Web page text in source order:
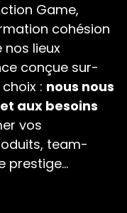
Game,
cohésion
nos lieux
conçue sur-
: nous nous
aux besoins
vos
team-
prestige…